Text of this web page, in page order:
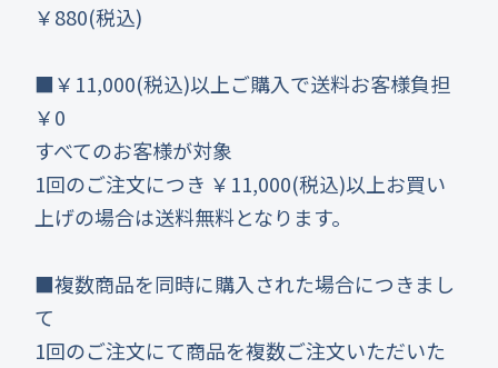
￥880(税込)
■￥11,000(税込)以上ご購入で送料お客様負担
￥0
すべてのお客様が対象
1回のご注文につき ￥11,000(税込)以上お買い
上げの場合は送料無料となります。
■複数商品を同時に購入された場合につきまし
て
1回のご注文にて商品を複数ご注文いただいた